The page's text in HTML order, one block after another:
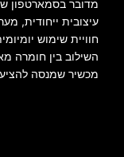
מדובר בסמארטפון
עיצובית ייחודית,
חוויית שימוש
השילוב בין חומרה
מכשיר שמנסה